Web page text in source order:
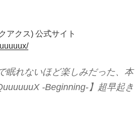
アクス) 公式サイト
眠れないほど楽しみだった、本
-Beginning-】超早起き